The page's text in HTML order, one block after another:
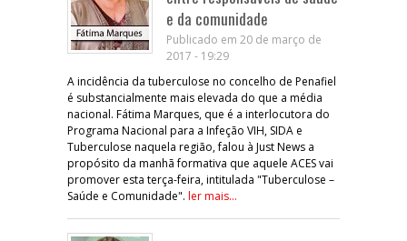
e da comunidade
Publicado em 20 de março de
2017 - 19:29
A incidência da tuberculose no concelho de Penafiel
é substancialmente mais elevada do que a média
nacional. Fátima Marques, que é a interlocutora do
Programa Nacional para a Infeção VIH, SIDA e
Tuberculose naquela região, falou à Just News a
propósito da manhã formativa que aquele ACES vai
promover esta terça-feira, intitulada "Tuberculose –
Saúde e Comunidade". ler mais...